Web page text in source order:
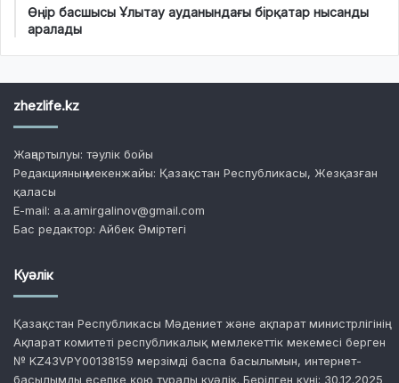
Өңір басшысы Ұлытау ауданындағы бірқатар нысанды
аралады
zhezlife.kz
Жаңартылуы: тәулік бойы
Редакцияның мекенжайы: Қазақстан Республикасы, Жезқазған
қаласы
E-mail: a.a.amirgalinov@gmail.com
Бас редактор: Айбек Әміртегі
Куәлік
Қазақстан Республикасы Мәдениет және ақпарат министрлігінің
Ақпарат комитеті республикалық мемлекеттік мекемесі берген
№ KZ43VPY00138159 мерзімді баспа басылымын, интернет-
басылымды есепке қою туралы куәлік. Берілген күні: 30.12.2025